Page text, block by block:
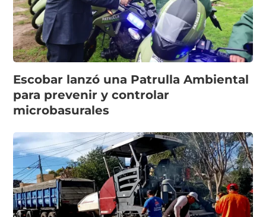
Escobar lanzó una Patrulla Ambiental
para prevenir y controlar
microbasurales